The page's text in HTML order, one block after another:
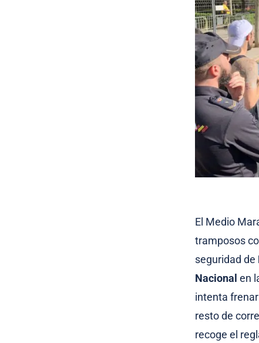
El Medio
tramposos
seguridad de
Nacional en
intenta
resto de
recoge el